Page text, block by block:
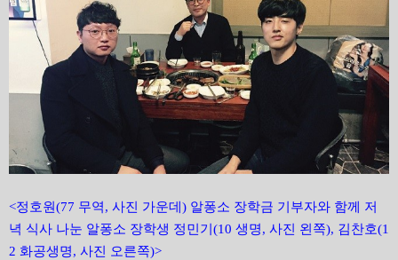
<정호원(77 무역, 사진 가운데) 알퐁소 장학금 기부자와 함께 저
녁 식사 나눈 알퐁소 장학생 정민기(10 생명, 사진 왼쪽), 김찬호(1
2 화공생명, 사진 오른쪽)>